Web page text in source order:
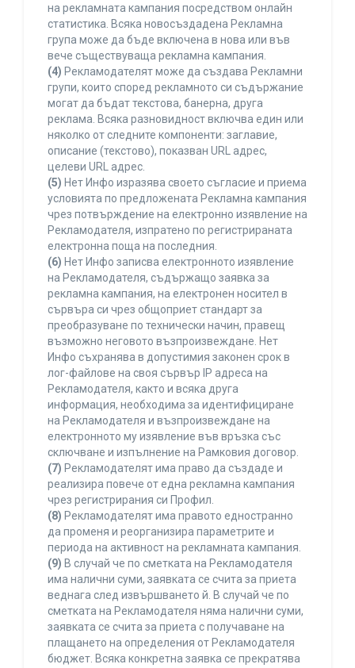
на рекламната кампания посредством онлайн
статистика. Всяка новосъздадена Рекламна
група може да бъде включена в нова или във
вече съществуваща рекламна кампания.
(4) Рекламодателят може да създава Рекламни
групи, които според рекламното си съдържание
могат да бъдат текстова, банерна, друга
реклама. Всяка разновидност включва един или
няколко от следните компоненти: заглавие,
описание (текстово), показван URL адрес,
целеви URL адрес.
(5) Нет Инфо изразява своето съгласие и приема
условията по предложената Рекламна кампания
чрез потвърждение на електронно изявление на
Рекламодателя, изпратено по регистрираната
електронна поща на последния.
(6) Нет Инфо записва електронното изявление
на Рекламодателя, съдържащо заявка за
рекламна кампания, на електронен носител в
сървъра си чрез общоприет стандарт за
преобразуване по технически начин, правещ
възможно неговото възпроизвеждане. Нет
Инфо съхранява в допустимия законен срок в
лог-файлове на своя сървър IP адреса на
Рекламодателя, както и всяка друга
информация, необходима за идентифициране
на Рекламодателя и възпроизвеждане на
електронното му изявление във връзка със
сключване и изпълнение на Рамковия договор.
(7) Рекламодателят има право да създаде и
реализира повече от една рекламна кампания
чрез регистрирания си Профил.
(8) Рекламодателят има правото едностранно
да променя и реорганизира параметрите и
периода на активност на рекламната кампания.
(9) В случай че по сметката на Рекламодателя
има налични суми, заявката се счита за приета
веднага след извършването й. В случай че по
сметката на Рекламодателя няма налични суми,
заявката се счита за приета с получаване на
плащането на определения от Рекламодателя
бюджет. Всяка конкретна заявка се прекратява